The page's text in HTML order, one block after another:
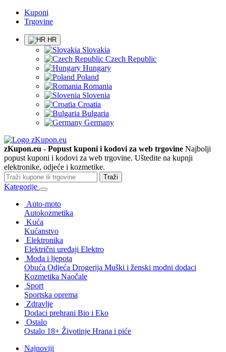
Kuponi
Trgovine
HR
Slovakia
Czech Republic
Hungary
Poland
Romania
Slovenia
Croatia
Bulgaria
Germany
zKupon.eu - Popust kuponi i kodovi za web trgovine Najbolji
popust kuponi i kodovi za web trgovine. Uštedite na kupnji
elektronike, odjeće i kozmetike.
Traži
Kategorije
Auto-moto
Autokozmetika
Kuća
Kućanstvo
Elektronika
Električni uređaji Elektro
Moda i ljepota
Obuća Odjeća Drogerija Muški i ženski modni dodaci
Kozmetika Naočale
Sport
Sportska oprema
Zdravlje
Dodaci prehrani Bio i Eko
Ostalo
Ostalo 18+ Životinje Hrana i piće
Najnoviji